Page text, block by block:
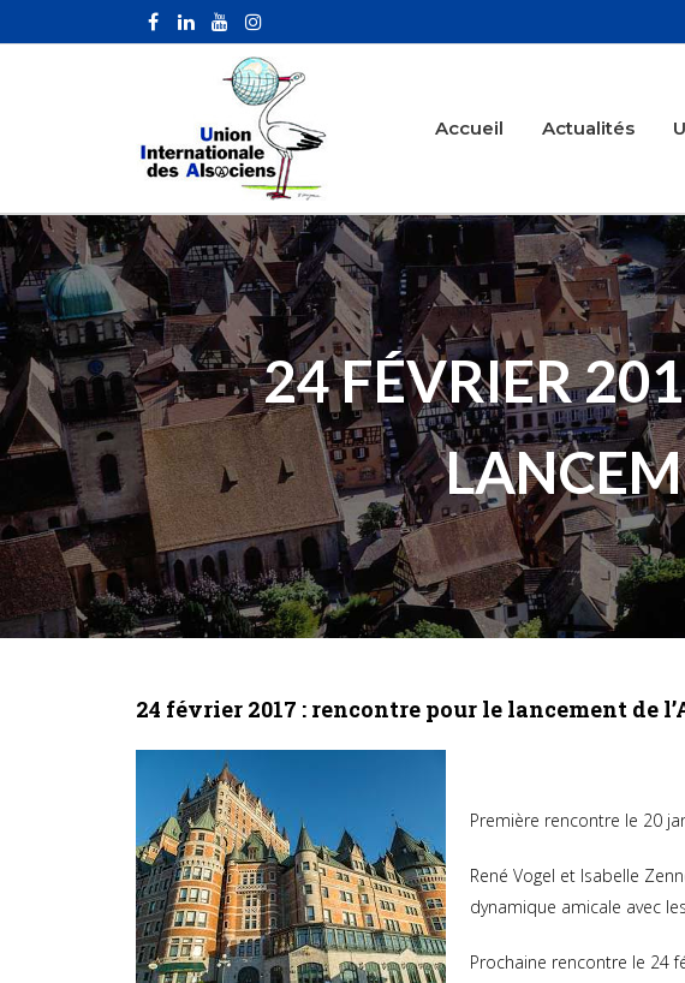
Accueil Actualités
24 FÉVRIER
24 février 2017 : rencontre pour le lancement de
Première rencontre le 20
René Vogel et Isabelle
dynamique amicale avec
Prochaine rencontre le 24